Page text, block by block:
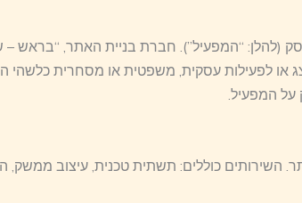
(להלן: “המפעיל”). חברת בניית האתר, “בראש –
או לפעילות עסקית, משפטית או מסחרית
על המפעיל.
כוללים: תשתית טכנית, עיצוב ממשק,